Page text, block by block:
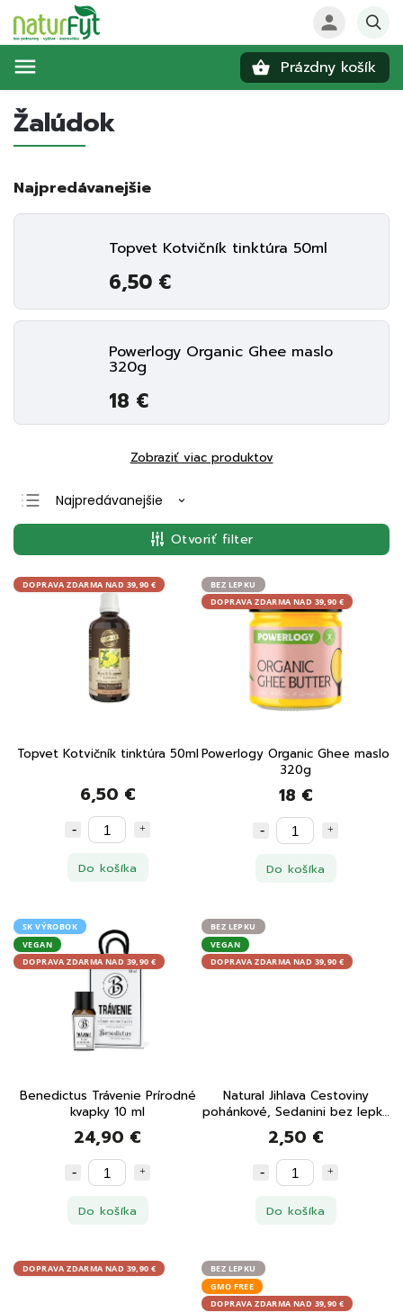
Prázdny košík
Žalúdok
Najpredávanejšie
Topvet Kotvičník tinktúra 50ml
6,50 €
Powerlogy Organic Ghee maslo
320g
18 €
Zobraziť viac produktov
Najpredávanejšie
Najlacnejšie
Najdrahšie
Abecedne
Otvoriť filter
DOPRAVA ZDARMA NAD 39,90 €
Topvet Kotvičník tinktúra 50ml
6,50 €
Do košíka
BEZ LEPKU
DOPRAVA ZDARMA NAD 39,90 €
Powerlogy Organic Ghee maslo
320g
18 €
Do košíka
SK VÝROBOK
VEGAN
DOPRAVA ZDARMA NAD 39,90 €
Benedictus Trávenie Prírodné
kvapky 10 ml
24,90 €
Do košíka
BEZ LEPKU
VEGAN
DOPRAVA ZDARMA NAD 39,90 €
Natural Jihlava Cestoviny
pohánkové, Sedanini bez lepku
250 g
2,50 €
Do košíka
DOPRAVA ZDARMA NAD 39,90 €
BEZ LEPKU
GMO FREE
DOPRAVA ZDARMA NAD 39,90 €